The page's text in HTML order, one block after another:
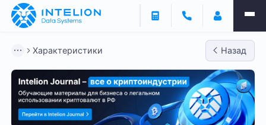
Характеристики Назад